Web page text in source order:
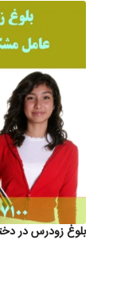
بلوغ زودرس در